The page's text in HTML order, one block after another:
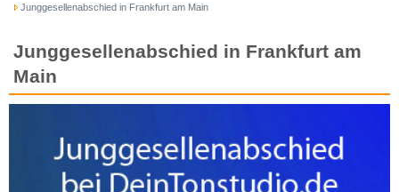
Junggesellenabschied in Frankfurt am Main
Junggesellenabschied in Frankfurt am
Main